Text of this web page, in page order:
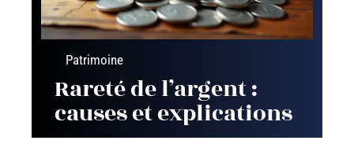
Patrimoine
Rareté de l’argent :
causes et explications